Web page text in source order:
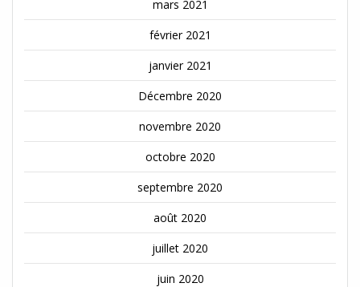
mars 2021
février 2021
janvier 2021
Décembre 2020
novembre 2020
octobre 2020
septembre 2020
août 2020
juillet 2020
juin 2020